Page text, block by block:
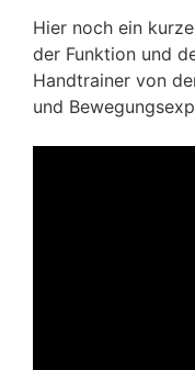
Hier noch ein
der Funktion und
Handtrainer von
und